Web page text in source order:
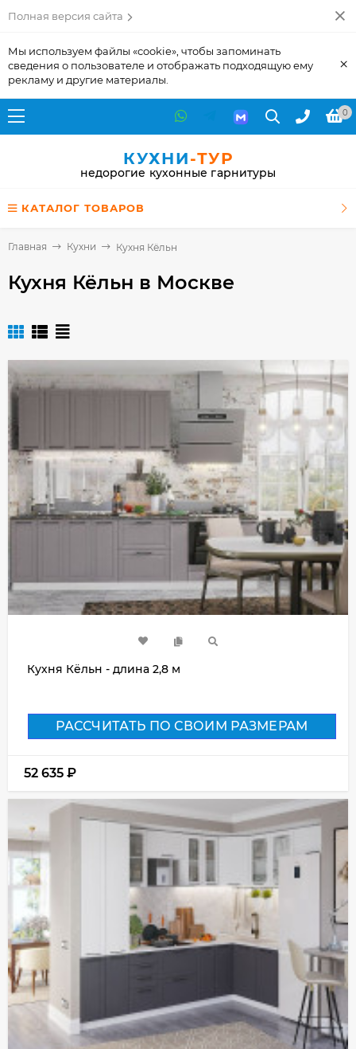
Полная версия сайта
Мы используем файлы «cookie», чтобы запоминать
сведения о пользователе и отображать подходящую ему
рекламу и другие материалы.
×
0
КУХНИ-ТУР
недорогие кухонные гарнитуры
КАТАЛОГ ТОВАРОВ
Главная Кухни Кухня Кёльн
Кухня Кёльн в Москве
Кухня Кёльн - длина 2,8 м
РАССЧИТАТЬ ПО СВОИМ РАЗМЕРАМ
52 635 ₽